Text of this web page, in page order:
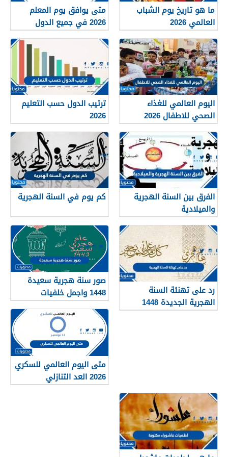
ما هو تاريخ يوم الشباب
العالمي 2026
متى يوافق يوم المعلم
2026 في جميع الدول
العربية
اليوم العالمي للغذاء
الصحي للاطفال 2026
ترتيب الدول حسب التعليم
2026
الفرق بين السنة الهجرية
والميلادية
كم يوم في السنة الهجرية
رد على تهنئة السنة
الهجرية الجديدة 1448
صور سنة هجرية سعيدة
1448 واجمل خلفيات
ورمزيات العام الجديد
متى اليوم العالمي للسكري
2026 العد التنازلي